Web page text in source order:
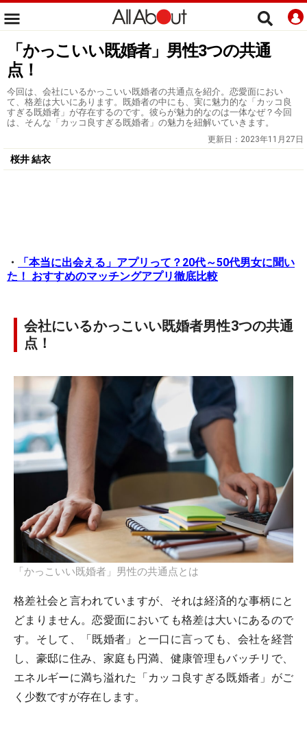
「かっこいい既婚者」男性3つの共通
点！
今回は、会社にいるかっこいい既婚者の共通点を紹介。恋愛面におい
て、格差は大いにあります。既婚者の中にも、実に魅力的な「カッコ良
すぎる既婚者」が存在するのです。彼らが魅力的なのは一体なぜ？今回
は、そんな「カッコ良すぎる既婚者」の魅力を紐解いていきます。
更新日： 2023年11月27日
桜井 結衣
・
「本当に出会える」アプリって？20代～50代男女に聞い
た！ おすすめのマッチングアプリ徹底比較
会社にいるかっこいい既婚者男性3つの共通
点！
「かっこいい既婚者」男性の共通点とは
格差社会と言われていますが、それは経済的な事柄にと
どまりません。恋愛面においても格差は大いにあるので
す。そして、「既婚者」と一口に言っても、会社を経営
し、豪邸に住み、家庭も円満、健康管理もバッチリで、
エネルギーに満ち溢れた「カッコ良すぎる既婚者」がご
く少数ですが存在します。